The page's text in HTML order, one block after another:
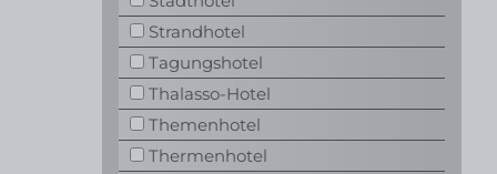
Strandhotel
Tagungshotel
Thalasso-Hotel
Themenhotel
Thermenhotel